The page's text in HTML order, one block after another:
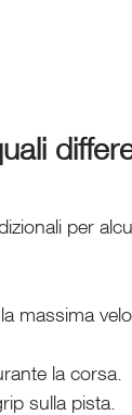
per
massima
la corsa.
sulla pista.